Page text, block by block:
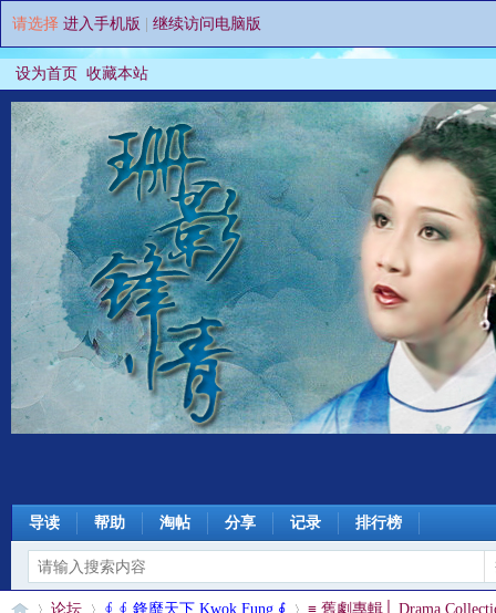
请选择 进入手机版 继续访问电脑版
设为首页 收藏本站
导读 帮助 淘帖 分享 记录 排行榜
论坛 ∮ ∮ 鋒靡天下 Kwok Fung ∮ ≡ 舊劇專輯│ Drama